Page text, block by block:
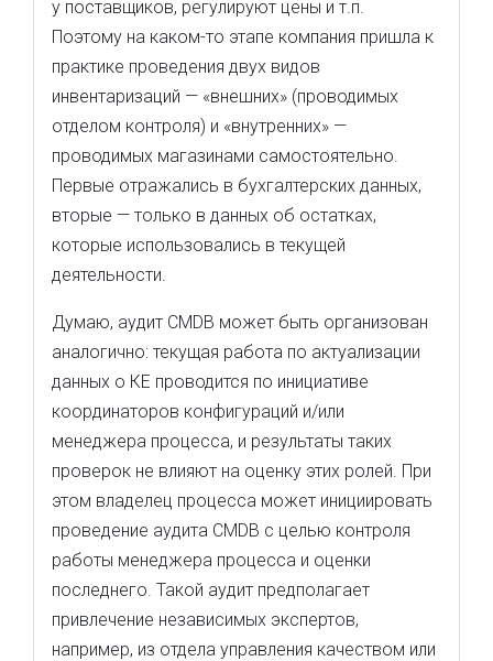
у поставщиков, регулируют цены и т.п.
Поэтому на каком-то этапе компания пришла к
практике проведения двух видов
инвентаризаций — «внешних» (проводимых
отделом контроля) и «внутренних» —
проводимых магазинами самостоятельно.
Первые отражались в бухгалтерских данных,
вторые — только в данных об остатках,
которые использовались в текущей
деятельности.
Думаю, аудит CMDB может быть организован
аналогично: текущая работа по актуализации
данных о КЕ проводится по инициативе
координаторов конфигураций и/или
менеджера процесса, и результаты таких
проверок не влияют на оценку этих ролей. При
этом владелец процесса может инициировать
проведение аудита CMDB с целью контроля
работы менеджера процесса и оценки
последнего. Такой аудит предполагает
привлечение независимых экспертов,
например, из отдела управления качеством или